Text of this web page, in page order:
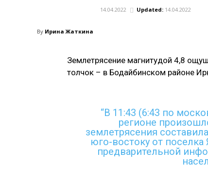
14.04.2022 Updated: 14.04.2022
By Ирина Жаткина
Землетрясение магнитудой 4,8
толчок – в Бодайбинском районе
“В 11:43 (6:43 по
регионе
землетрясения
юго-востоку от
предварительной